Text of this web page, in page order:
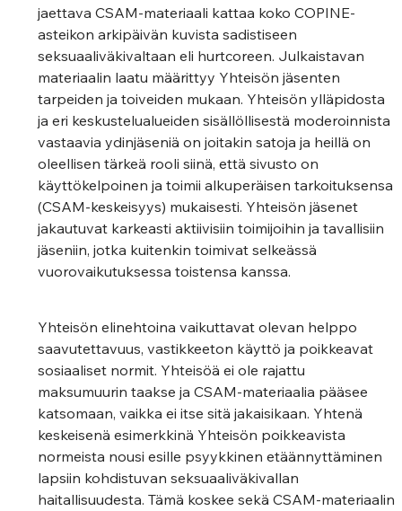
jaettava CSAM-materiaali kattaa koko COPINE-
asteikon arkipäivän kuvista sadistiseen
seksuaaliväkivaltaan eli hurtcoreen. Julkaistavan
materiaalin laatu määrittyy Yhteisön jäsenten
tarpeiden ja toiveiden mukaan. Yhteisön ylläpidosta
ja eri keskustelualueiden sisällöllisestä moderoinnista
vastaavia ydinjäseniä on joitakin satoja ja heillä on
oleellisen tärkeä rooli siinä, että sivusto on
käyttökelpoinen ja toimii alkuperäisen tarkoituksensa
(CSAM-keskeisyys) mukaisesti. Yhteisön jäsenet
jakautuvat karkeasti aktiivisiin toimijoihin ja tavallisiin
jäseniin, jotka kuitenkin toimivat selkeässä
vuorovaikutuksessa toistensa kanssa.
Yhteisön elinehtoina vaikuttavat olevan helppo
saavutettavuus, vastikkeeton käyttö ja poikkeavat
sosiaaliset normit. Yhteisöä ei ole rajattu
maksumuurin taakse ja CSAM-materiaalia pääsee
katsomaan, vaikka ei itse sitä jakaisikaan. Yhtenä
keskeisenä esimerkkinä Yhteisön poikkeavista
normeista nousi esille psyykkinen etäännyttäminen
lapsiin kohdistuvan seksuaaliväkivallan
haitallisuudesta. Tämä koskee sekä CSAM-materiaalin